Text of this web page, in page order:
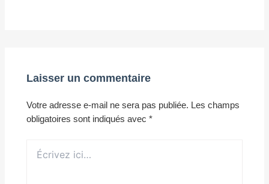
Laisser un commentaire
Votre adresse e-mail ne sera pas publiée. Les champs
obligatoires sont indiqués avec*
ici…